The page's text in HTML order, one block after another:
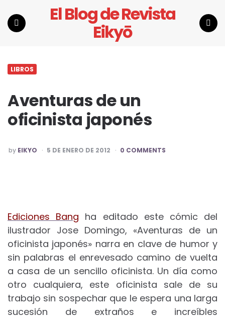
El Blog de Revista
Eikyō
LIBROS
Aventuras de un
oficinista japonés
POSTED
BY
by EIKYO 5 DE ENERO DE 2012 0 COMMENTS
Ediciones Bang ha editado este cómic del
ilustrador Jose Domingo, «Aventuras de un
oficinista japonés» narra en clave de humor y
sin palabras el enrevesado camino de vuelta
a casa de un sencillo oficinista. Un día como
otro cualquiera, este oficinista sale de su
trabajo sin sospechar que le espera una larga
sucesión de extraños e increíbles